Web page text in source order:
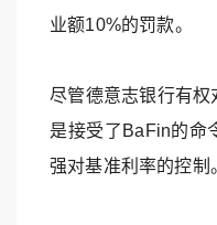
业额10%的罚款。
尽管德意志银行有
是接受了BaFin的命
强对基准利率的控制